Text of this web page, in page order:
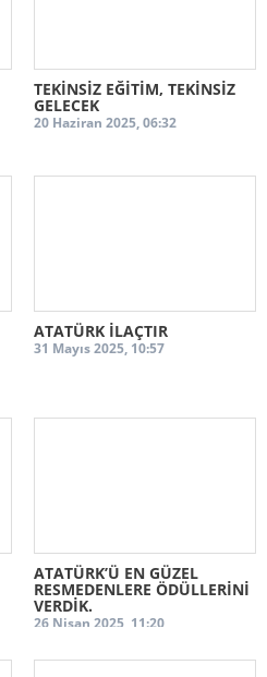
TEKİNSİZ EĞİTİM, TEKİNSİZ
GELECEK
20 Haziran 2025, 06:32
ATATÜRK İLAÇTIR
31 Mayıs 2025, 10:57
ATATÜRK’Ü EN GÜZEL
RESMEDENLERE ÖDÜLLERİNİ
VERDİK.
26 Nisan 2025, 11:20